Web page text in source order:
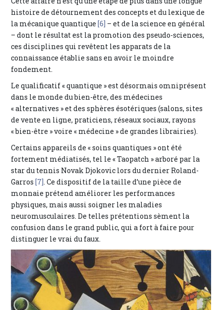
histoire de détournement des concepts et du lexique de
la mécanique quantique[6] – et de la science en général
– dont le résultat est la promotion des pseudo-sciences,
ces disciplines qui revêtent les apparats de la
connaissance établie sans en avoir le moindre
fondement.
Le qualificatif « quantique » est désormais omniprésent
dans le monde du bien-être, des médecines
« alternatives » et des sphères ésotériques (salons, sites
de vente en ligne, praticiens, réseaux sociaux, rayons
« bien-être » voire « médecine » de grandes librairies).
Certains appareils de « soins quantiques » ont été
fortement médiatisés, tel le « Taopatch » arboré par la
star du tennis Novak Djokovic lors du dernier Roland-
Garros[7]. Ce dispositif de la taille d’une pièce de
monnaie prétend améliorer les performances
physiques, mais aussi soigner les maladies
neuromusculaires. De telles prétentions sèment la
confusion dans le grand public, qui a fort à faire pour
distinguer le vrai du faux.